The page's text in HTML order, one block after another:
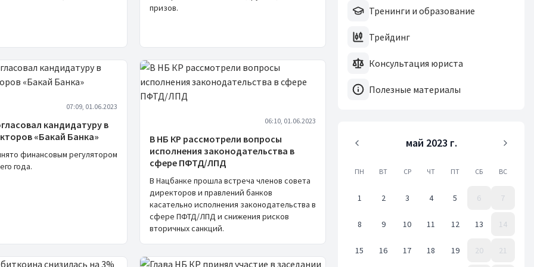
призов.
07:09, 01.06.2023
кандидатуру в
«Бакай Банка»
финансовым регулятором
года.
06:10, 01.06.2023
В НБ КР рассмотрели вопросы
исполнения законодательства в
сфере ПФТД/ЛПД
В Нацбанке прошла встреча членов совета
директоров и правлений банков
касательно исполнения законодательства в
сфере ПФТД/ЛПД и снижения рисков
вторичных санкций.
Тренинги и образование
Трейдинг
Консультация юриста
Полезные материалы
май 2023 г.
ПН ВТ СР ЧТ ПТ СБ ВС
1 2 3 4 5 6 7
8 9 10 11 12 13 14
15 16 17 18 19 20 21